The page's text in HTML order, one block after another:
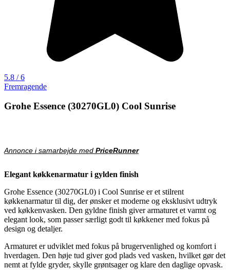
5.8 / 6
Fremragende
Grohe Essence (30270GL0) Cool Sunrise
Annonce i samarbejde med PriceRunner
Elegant køkkenarmatur i gylden finish
Grohe Essence (30270GL0) i Cool Sunrise er et stilrent
køkkenarmatur til dig, der ønsker et moderne og eksklusivt udtryk
ved køkkenvasken. Den gyldne finish giver armaturet et varmt og
elegant look, som passer særligt godt til køkkener med fokus på
design og detaljer.
Armaturet er udviklet med fokus på brugervenlighed og komfort i
hverdagen. Den høje tud giver god plads ved vasken, hvilket gør det
nemt at fylde gryder, skylle grøntsager og klare den daglige opvask.